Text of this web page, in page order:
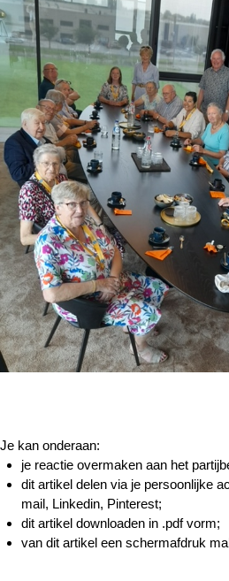
Je kan onderaan:
je reactie overmaken aan het
dit artikel delen via je persoonlijke
mail, Linkedin, Pinterest;
dit artikel downloaden in .pdf vorm;
van dit artikel een schermafdruk